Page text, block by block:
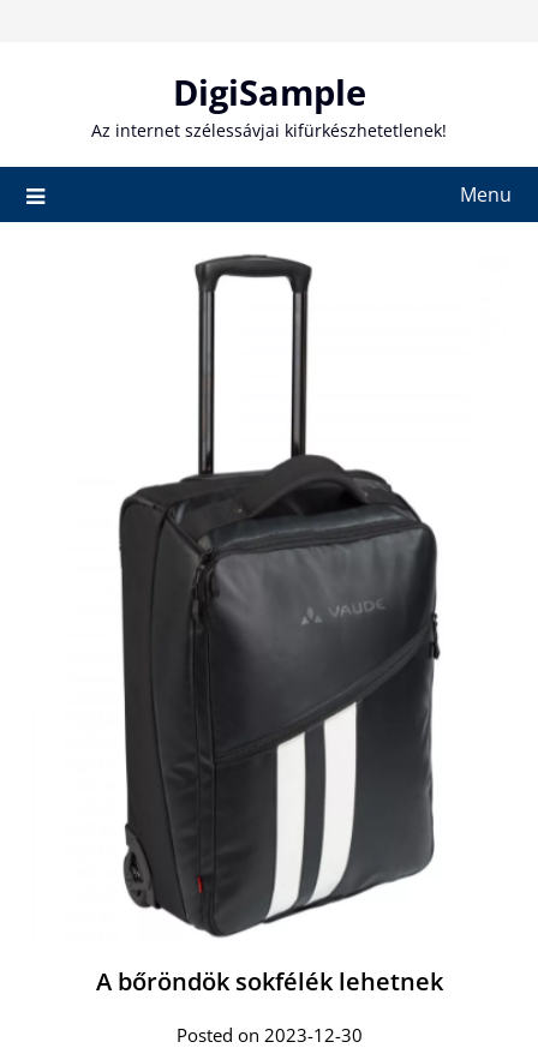
DigiSample
Az internet szélessávjai kifürkészhetetlenek!
Menu
A bőröndök sokfélék lehetnek
Posted on 2023-12-30